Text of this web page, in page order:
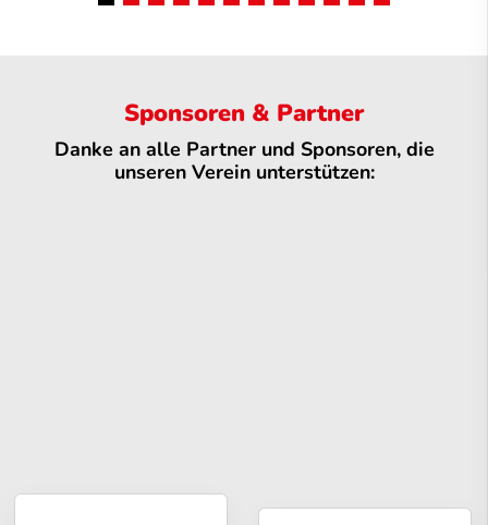
Sponsoren & Partner
Danke an alle Partner und Sponsoren, die
unseren Verein unterstützen: